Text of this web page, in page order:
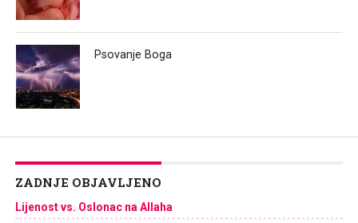
Psovanje Boga
ZADNJE OBJAVLJENO
Lijenost vs. Oslonac na Allaha